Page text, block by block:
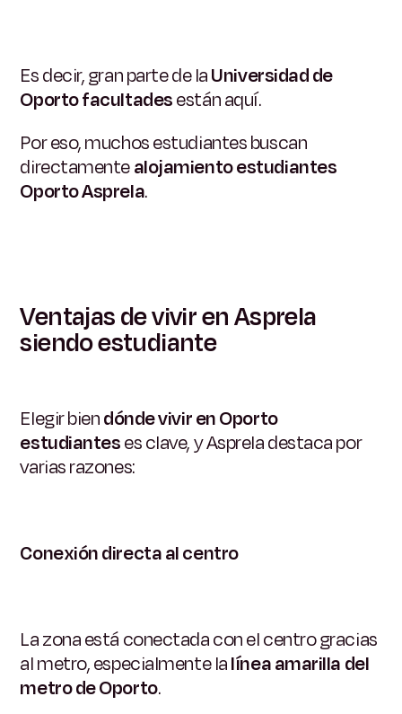
Es decir, gran parte de laUniversidad de
Oporto facultadesestán aquí.
Por eso, muchos estudiantes buscan
directamentealojamiento estudiantes
Oporto Asprela.
Ventajas de vivir en Asprela
siendo estudiante
Elegir biendónde vivir en Oporto
estudianteses clave, y Asprela destaca por
varias razones:
Conexión directa al centro
La zona está conectada con el centro gracias
al metro, especialmente lalínea amarilla del
metro de Oporto.